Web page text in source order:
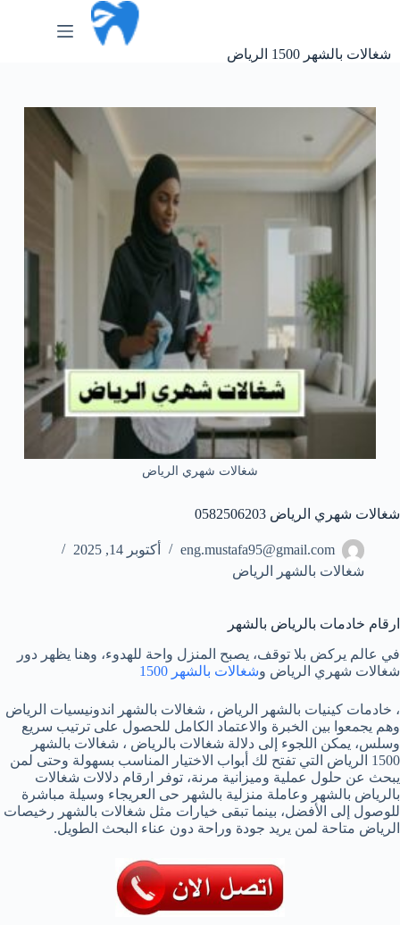
شغالات بالشهر 1500 الرياض
شغالات شهري الرياض
شغالات شهري الرياض 0582506203
eng.mustafa95@gmail.com
أكتوبر 14, 2025
شغالات بالشهر الرياض
ارقام خادمات بالرياض بالشهر
في عالم يركض بلا توقف، يصبح المنزل واحة للهدوء، وهنا يظهر دور
شغالات شهري الرياض وشغالات بالشهر 1500
، خادمات كينيات بالشهر الرياض ، شغالات بالشهر اندونيسيات الرياض
وهم يجمعوا بين الخبرة والاعتماد الكامل للحصول على ترتيب سريع
وسلس، يمكن اللجوء إلى دلالة شغالات بالرياض ، شغالات بالشهر
1500 الرياض التي تفتح لك أبواب الاختيار المناسب بسهولة وحتى لمن
يبحث عن حلول عملية وميزانية مرنة، توفر ارقام دلالات شغالات
بالرياض بالشهر وعاملة منزلية بالشهر حى العريجاء وسيلة مباشرة
للوصول إلى الأفضل، بينما تبقى خيارات مثل شغالات بالشهر رخيصات
الرياض متاحة لمن يريد جودة وراحة دون عناء البحث الطويل.